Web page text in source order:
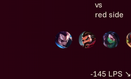
vs
red side
-145 LPS ↘